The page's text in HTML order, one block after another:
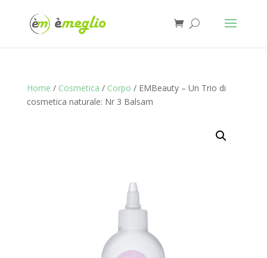
Home / Cosmetica / Corpo / EMBeauty – Un Trio di
cosmetica naturale: Nr 3 Balsam